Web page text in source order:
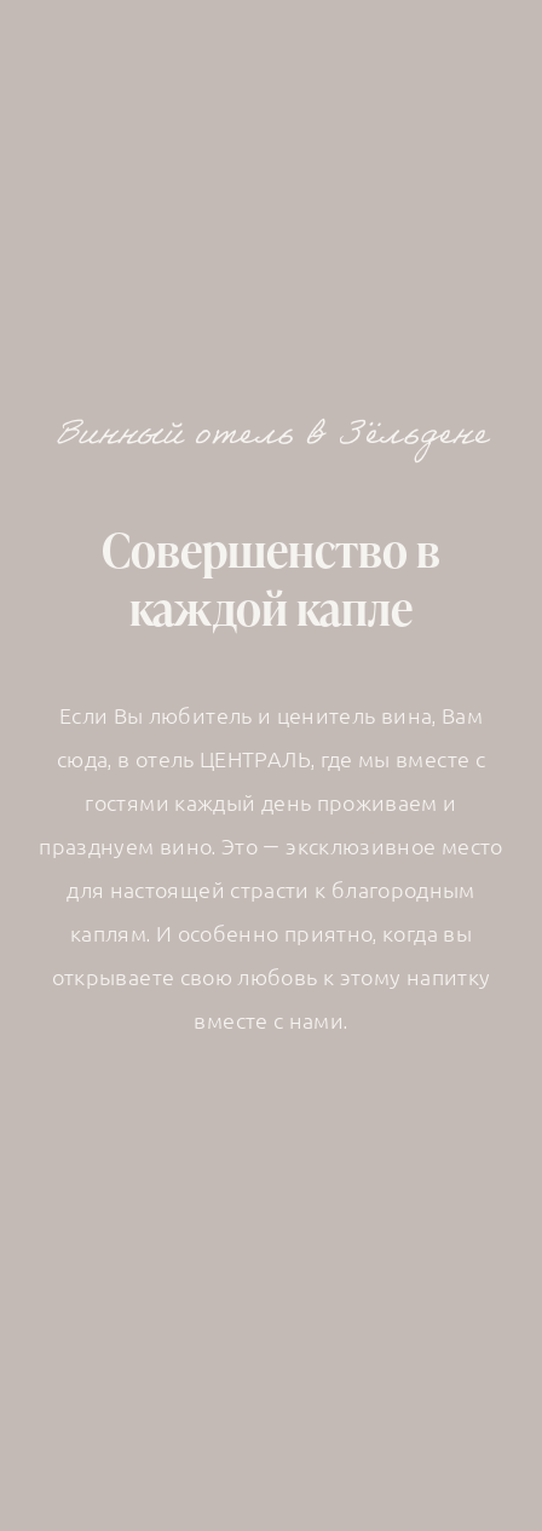
Винный отель в Зёльдене
Совершенство в
каждой капле
Если Вы любитель и ценитель вина, Вам
сюда, в отель ЦЕНТРАЛЬ, где мы вместе с
гостями каждый день проживаем и
празднуем вино. Это – эксклюзивное место
для настоящей страсти к благородным
каплям. И особенно приятно, когда вы
открываете свою любовь к этому напитку
вместе с нами.